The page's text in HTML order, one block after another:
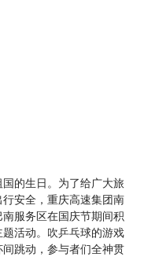
的生日。为了给广大旅
安全，重庆高速集团南
服务区在国庆节期间积
活动。吹乒乓球的游戏
跳动，参与者们全神贯